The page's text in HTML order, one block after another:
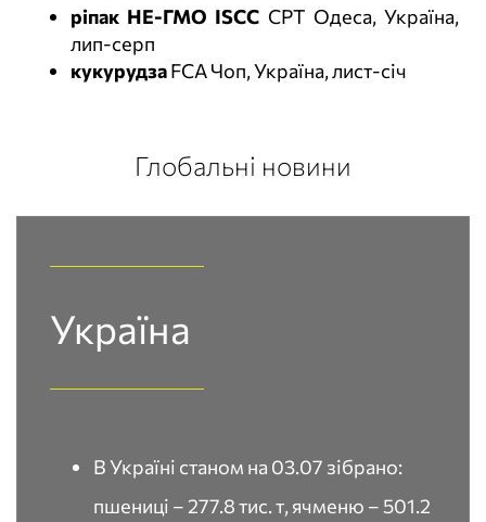
ріпак НЕ-ГМО ISCC СРТ Одеса, Україна,
лип-серп
кукурудзаFCA Чоп, Україна, лист-січ
Глобальні новини
Україна​
В Україні станом на 03.07 зібрано:
пшениці – 277.8 тис. т, ячменю – 501.2